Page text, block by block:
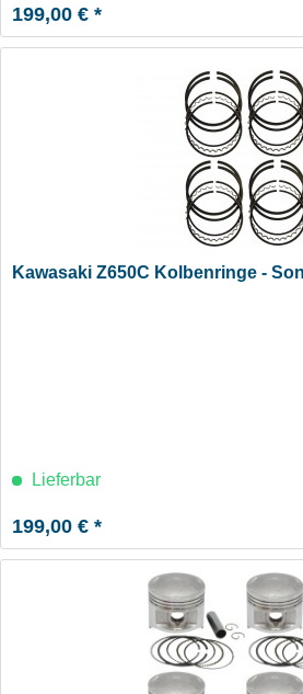
199,00 € *
Kawasaki Z650C Kolbenringe -
Lieferbar
199,00 € *